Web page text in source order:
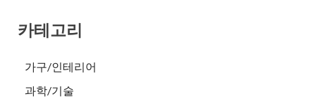
카테고리
가구/인테리어
과학/기술